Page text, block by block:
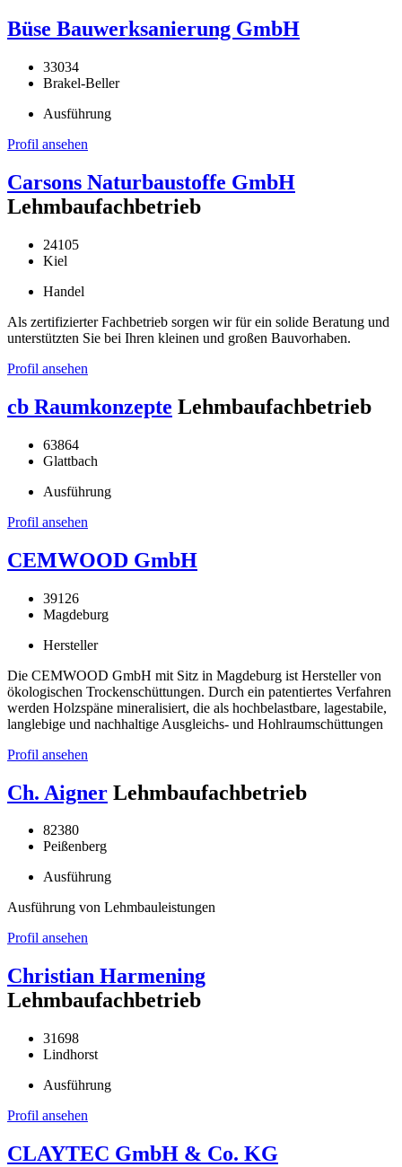
Büse Bauwerksanierung GmbH
33034
Brakel-Beller
Ausführung
Profil ansehen
Carsons Naturbaustoffe GmbH
Lehmbaufachbetrieb
24105
Kiel
Handel
Als zertifizierter Fachbetrieb sorgen wir für ein solide Beratung und
unterstützten Sie bei Ihren kleinen und großen Bauvorhaben.
Profil ansehen
cb Raumkonzepte Lehmbaufachbetrieb
63864
Glattbach
Ausführung
Profil ansehen
CEMWOOD GmbH
39126
Magdeburg
Hersteller
Die CEMWOOD GmbH mit Sitz in Magdeburg ist Hersteller von
ökologischen Trockenschüttungen. Durch ein patentiertes Verfahren
werden Holzspäne mineralisiert, die als hochbelastbare, lagestabile,
langlebige und nachhaltige Ausgleichs- und Hohlraumschüttungen
Profil ansehen
Ch. Aigner Lehmbaufachbetrieb
82380
Peißenberg
Ausführung
Ausführung von Lehmbauleistungen
Profil ansehen
Christian Harmening
Lehmbaufachbetrieb
31698
Lindhorst
Ausführung
Profil ansehen
CLAYTEC GmbH & Co. KG